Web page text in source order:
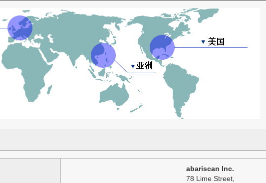
abariscan Inc.
78 Lime Street,